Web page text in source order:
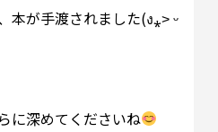
本が手渡されました(ง⁎˃ ᵕ
に深めてくださいね